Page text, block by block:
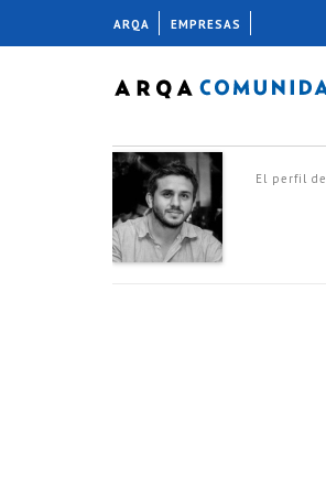
El perfil de
ARQA EMPRESAS